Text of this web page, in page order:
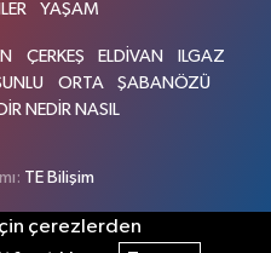
YAŞAM
ÇERKEŞ ELDİVAN
ILGAZ
ORTA
ŞABANÖZÜ
NEDİR NASIL
TE Bilişim
çerezlerden